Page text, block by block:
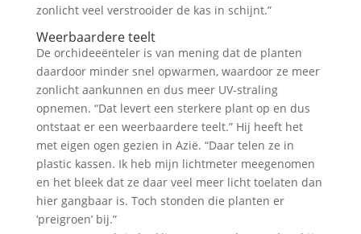
zonlicht veel verstrooider de kas in schijnt.”
Weerbaardere teelt
De orchideeënteler is van mening dat de planten
daardoor minder snel opwarmen, waardoor ze meer
zonlicht aankunnen en dus meer UV-straling
opnemen. “Dat levert een sterkere plant op en dus
ontstaat er een weerbaardere teelt.” Hij heeft het
met eigen ogen gezien in Azië. “Daar telen ze in
plastic kassen. Ik heb mijn lichtmeter meegenomen
en het bleek dat ze daar veel meer licht toelaten dan
hier gangbaar is. Toch stonden die planten er
‘preigroen’ bij.”